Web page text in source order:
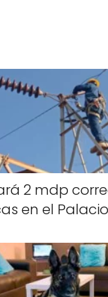
2 mdp
en el